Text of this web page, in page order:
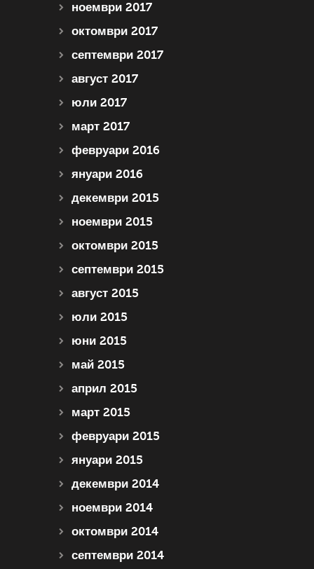
ноември 2017
октомври 2017
септември 2017
август 2017
юли 2017
март 2017
февруари 2016
януари 2016
декември 2015
ноември 2015
октомври 2015
септември 2015
август 2015
юли 2015
юни 2015
май 2015
април 2015
март 2015
февруари 2015
януари 2015
декември 2014
ноември 2014
октомври 2014
септември 2014